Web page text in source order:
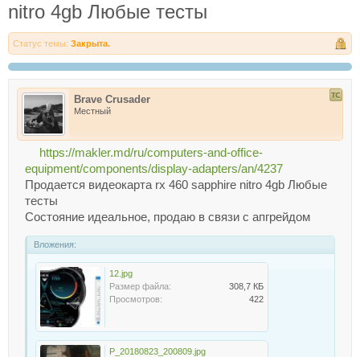
nitro 4gb Любые тесты
Статус темы: Закрыта.
Brave Crusader
Местный
https://makler.md/ru/computers-and-office-
equipment/components/display-adapters/an/4237
Продается видеокарта rx 460 sapphire nitro 4gb Любые
тесты
Состояние идеальное, продаю в связи с апгрейдом
Вложения:
12.jpg
Размер файла:
308,7 КБ
Просмотров:
422
P_20180823_200809.jpg